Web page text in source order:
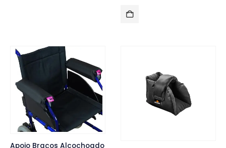
Apoio Braços Alcochoado